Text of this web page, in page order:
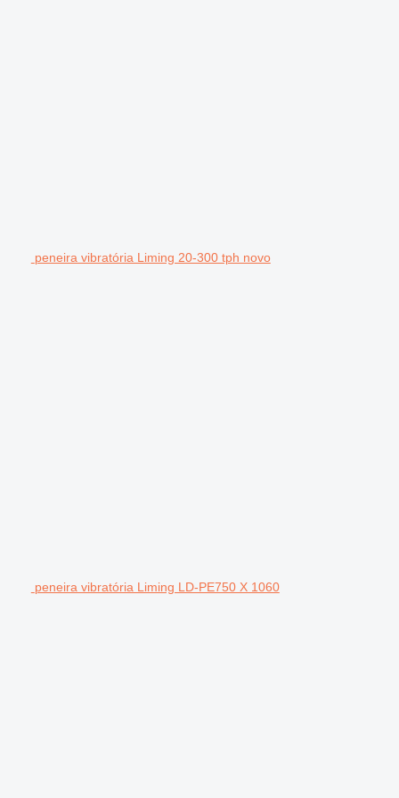
peneira vibratória Liming 20-300 tph novo
peneira vibratória Liming LD-PE750 X 1060